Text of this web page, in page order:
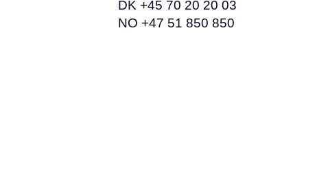
DK +45 70 20 20 03
NO +47 51 850 850